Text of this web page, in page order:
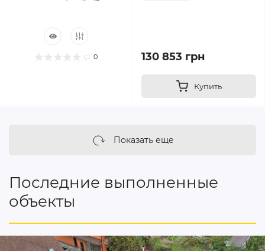
0 130 853 грн
Купить
Показать еще
Последние выполненные
объекты